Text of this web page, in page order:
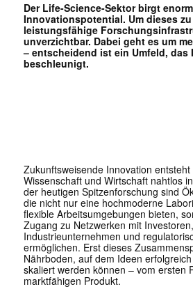
Der Life-Science-Sektor birgt
Innovationspotential. Um dieses
leistungsfähige
unverzichtbar. Dabei geht es um
– entscheidend ist ein Umfeld, das
beschleunigt.
Zukunftsweisende Innovation entsteht
Wissenschaft und Wirtschaft nahtlos
der heutigen Spitzenforschung sind
die nicht nur eine hochmoderne
flexible Arbeitsumgebungen bieten,
Zugang zu Netzwerken mit
Industrieunternehmen und
ermöglichen. Erst dieses
Nährboden, auf dem Ideen
skaliert werden können – vom ersten
marktfähigen Produkt.